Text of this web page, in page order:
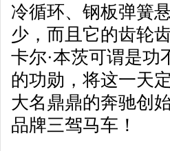
冷循环、钢板弹簧
少，而且它的齿轮
卡尔·本茨可谓是功
的功勋，将这一天
大名鼎鼎的奔驰创
品牌三驾马车！